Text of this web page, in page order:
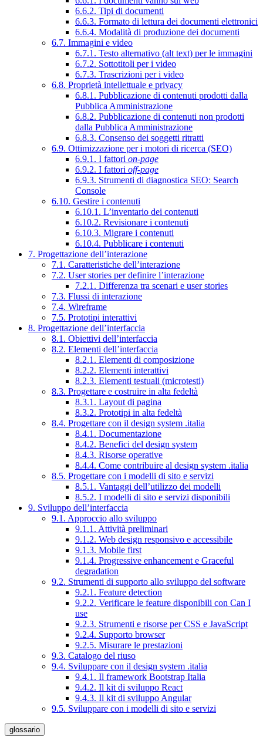
6.6.2. Tipi di documenti
6.6.3. Formato di lettura dei documenti elettronici
6.6.4. Modalità di produzione dei documenti
6.7. Immagini e video
6.7.1. Testo alternativo (alt text) per le immagini
6.7.2. Sottotitoli per i video
6.7.3. Trascrizioni per i video
6.8. Proprietà intellettuale e privacy
6.8.1. Pubblicazione di contenuti prodotti dalla
Pubblica Amministrazione
6.8.2. Pubblicazione di contenuti non prodotti
dalla Pubblica Amministrazione
6.8.3. Consenso dei soggetti ritratti
6.9. Ottimizzazione per i motori di ricerca (SEO)
6.9.1. I fattori on-page
6.9.2. I fattori off-page
6.9.3. Strumenti di diagnostica SEO: Search
Console
6.10. Gestire i contenuti
6.10.1. L’inventario dei contenuti
6.10.2. Revisionare i contenuti
6.10.3. Migrare i contenuti
6.10.4. Pubblicare i contenuti
7. Progettazione dell’interazione
7.1. Caratteristiche dell’interazione
7.2. User stories per definire l’interazione
7.2.1. Differenza tra scenari e user stories
7.3. Flussi di interazione
7.4. Wireframe
7.5. Prototipi interattivi
8. Progettazione dell’interfaccia
8.1. Obiettivi dell’interfaccia
8.2. Elementi dell’interfaccia
8.2.1. Elementi di composizione
8.2.2. Elementi interattivi
8.2.3. Elementi testuali (microtesti)
8.3. Progettare e costruire in alta fedeltà
8.3.1. Layout di pagina
8.3.2. Prototipi in alta fedeltà
8.4. Progettare con il design system .italia
8.4.1. Documentazione
8.4.2. Benefici del design system
8.4.3. Risorse operative
8.4.4. Come contribuire al design system .italia
8.5. Progettare con i modelli di sito e servizi
8.5.1. Vantaggi dell’utilizzo dei modelli
8.5.2. I modelli di sito e servizi disponibili
9. Sviluppo dell’interfaccia
9.1. Approccio allo sviluppo
9.1.1. Attività preliminari
9.1.2. Web design responsivo e accessibile
9.1.3. Mobile first
9.1.4. Progressive enhancement e Graceful
degradation
9.2. Strumenti di supporto allo sviluppo del software
9.2.1. Feature detection
9.2.2. Verificare le feature disponibili con Can I
use
9.2.3. Strumenti e risorse per CSS e JavaScript
9.2.4. Supporto browser
9.2.5. Misurare le prestazioni
9.3. Catalogo del riuso
9.4. Sviluppare con il design system .italia
9.4.1. Il framework Bootstrap Italia
9.4.2. Il kit di sviluppo React
9.4.3. Il kit di sviluppo Angular
9.5. Sviluppare con i modelli di sito e servizi
glossario